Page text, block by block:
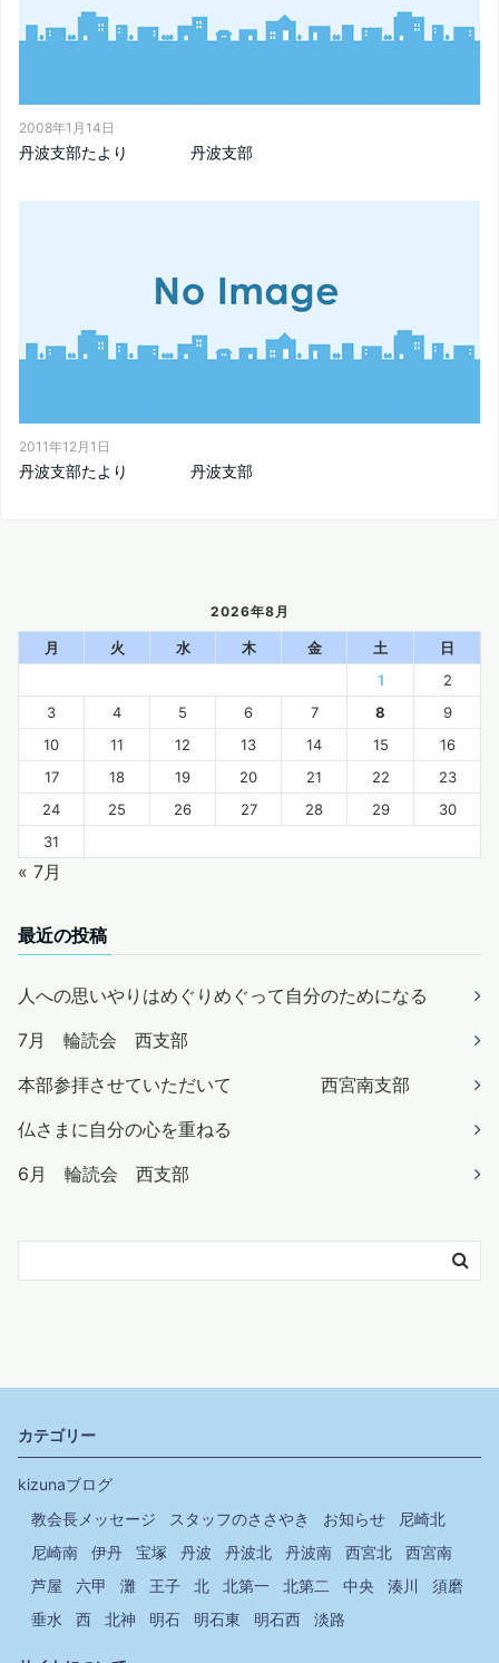
2008年1月14日
丹波支部たより 丹波支部
2011年12月1日
丹波支部たより 丹波支部
2026年8月
月 火 水 木 金 土
日
1
2
3
4 5 6 7 8
9
10
11 12 13 14 15
16
17
18 19 20 21 22
23
24
25 26 27 28 29
30
31
« 7月
最近の投稿
人への思いやりはめぐりめぐって自分のためになる
7月 輪読会 西支部
本部参拝させていただいて 西宮南支部
仏さまに自分の心を重ねる
6月 輪読会 西支部
カテゴリー
kizunaブログ
教会長メッセージ
スタッフのささやき お知らせ
尼崎北
尼崎南
伊丹 宝塚 丹波 丹波北 丹波南 西宮北
西宮南
芦屋
六甲 灘 王子 北 北第一 北第二 中央 湊川
須磨
垂水
西 北神 明石 明石東 明石西 淡路